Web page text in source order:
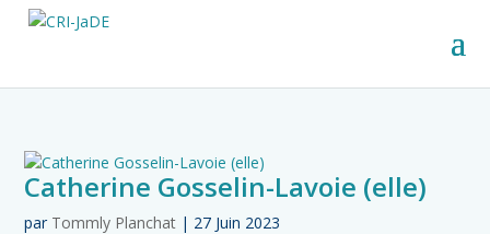
Catherine Gosselin-Lavoie (elle)
par Tommly Planchat | 27 Juin 2023